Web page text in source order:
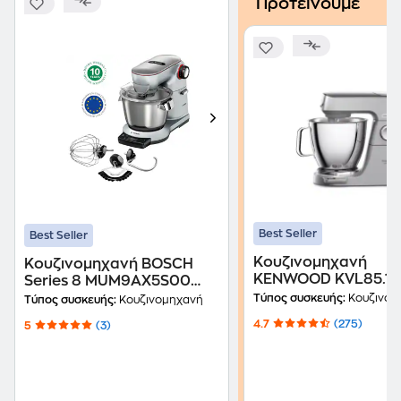
Best Seller
Κουζινομηχανή BOSCH
Series 8 MUM9AX5S00
1600 W 5.5 L Ασημί
Τύπος συσκευής: Κουζινομηχανή
5 (3)
Best Seller
Κουζινομηχανή
KENWOOD
με Ενσωματωμένη
Ασημί
Τύπος συσκευής:
4.7 (275)